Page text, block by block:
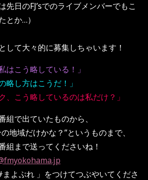
先日のFJ’sでのライブメンバーでもこ
とか…）
して大々的に募集しちゃいます！
はこう略している！」
略し方はこうだ！」
、こう略しているのは私だけ？」
組で出ていたものから、
地域だけかな？”というものまで、
組まで送ってくださいね！
よぷれ 」をつけてつぶやいてくださ